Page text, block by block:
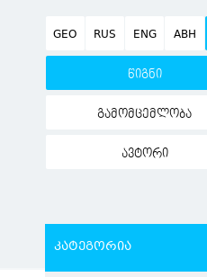
GEO RUS ENG ABH
წიგნი
გამომცემლობა
ავტორი
კატეგორია